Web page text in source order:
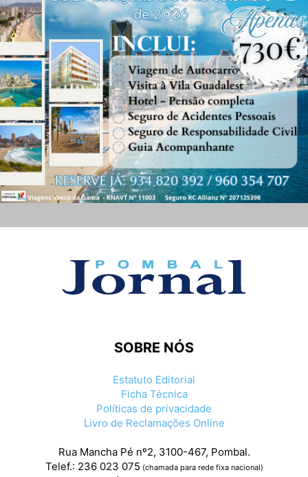
SOBRE NÓS
Estatuto Editorial
Ficha Técnica
Políticas de privacidade
Livro de Reclamações Online
Rua Mancha Pé nº2, 3100-467, Pombal.
Telef.: 236 023 075 (chamada para rede fixa nacional)